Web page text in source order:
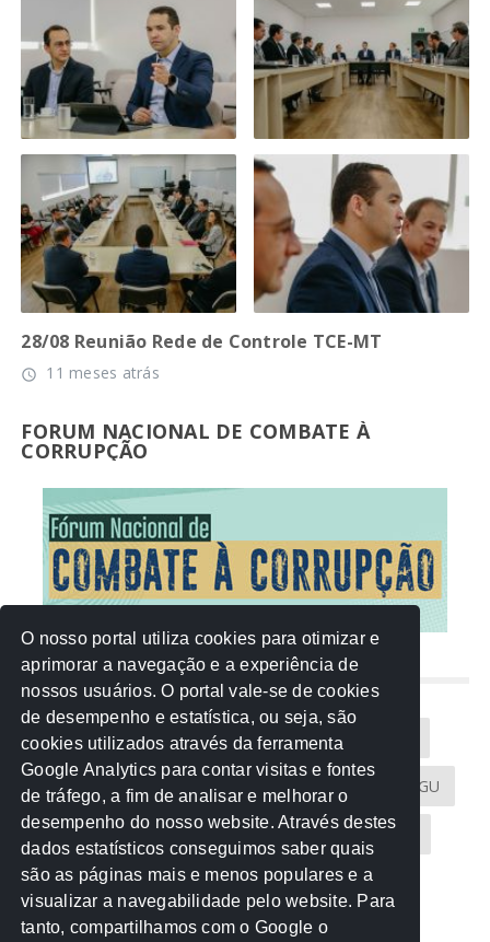
28/08 Reunião Rede de Controle TCE-MT
access_time 11 meses atrás
FORUM NACIONAL DE COMBATE À
CORRUPÇÃO
NUVEM DE TAGS
Acontece na Rede AGU AMM
Atricon Audicom CAU-MT CGU
CREA-MT Eventos MPC-MT MPE-MT
MPF Notícias PF PGE-MT PGR
Receita Federal Sem categoria
O nosso portal utiliza cookies para otimizar e
aprimorar a navegação e a experiência de
nossos usuários. O portal vale-se de cookies
de desempenho e estatística, ou seja, são
cookies utilizados através da ferramenta
Google Analytics para contar visitas e fontes
de tráfego, a fim de analisar e melhorar o
desempenho do nosso website. Através destes
dados estatísticos conseguimos saber quais
são as páginas mais e menos populares e a
visualizar a navegabilidade pelo website. Para
tanto, compartilhamos com o Google o